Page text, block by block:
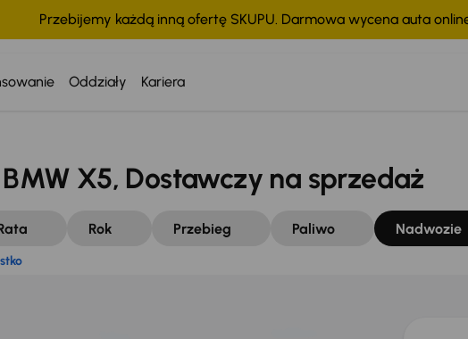
Przebijemy każdą inną ofertę SKUPU. Darmowa wycena auta
Oddziały Kariera
X5, Dostawczy na sprzedaż
Rok Przebieg Paliwo Nadwozie